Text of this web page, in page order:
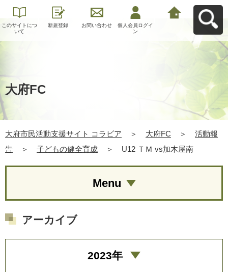
このサイトにつ
いて
新規登録 お問い合わせ
個人会員ログイ
ン
大府FC
大府市民活動支援サイト コラビア ＞ 大府FC ＞
活動報
告
＞ 子どもの健全育成 ＞ U12 ＴＭ vs加木屋南
Menu
アーカイブ
2023年